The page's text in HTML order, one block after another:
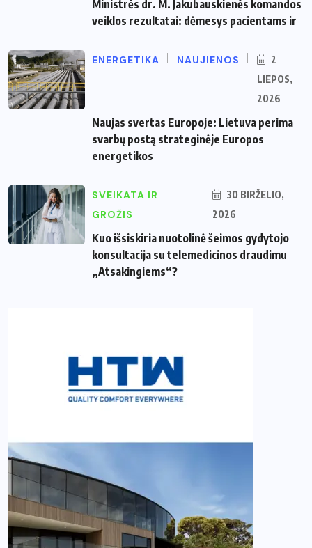
Ministrės dr. M. Jakubauskienės komandos
veiklos rezultatai: dėmesys pacientams ir
ENERGETIKA NAUJIENOS
2
LIEPOS,
2026
Naujas svertas Europoje: Lietuva perima
svarbų postą strateginėje Europos
energetikos
SVEIKATA IR
GROŽIS
30 BIRŽELIO,
2026
Kuo išsiskiria nuotolinė šeimos gydytojo
konsultacija su telemedicinos draudimu
„Atsakingiems“?